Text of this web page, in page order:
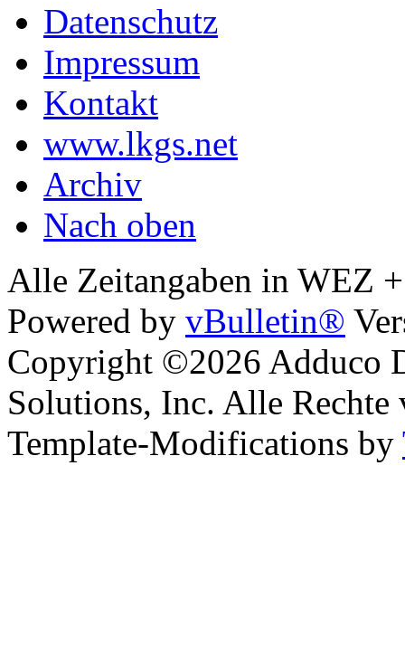
Datenschutz
Impressum
Kontakt
www.lkgs.net
Archiv
Nach oben
Alle Zeitangaben in WEZ
Powered by vBulletin®
Copyright ©2026 Adduco
Solutions, Inc. Alle Rechte
Template-Modifications by